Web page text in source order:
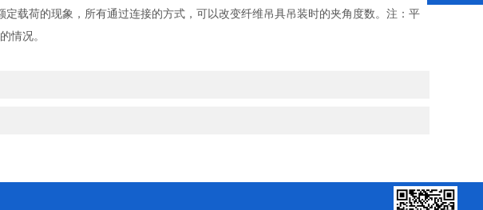
荷的现象，所有通过连接的方式，可以改变纤维吊具吊装时的夹角度数。注：平
情况。